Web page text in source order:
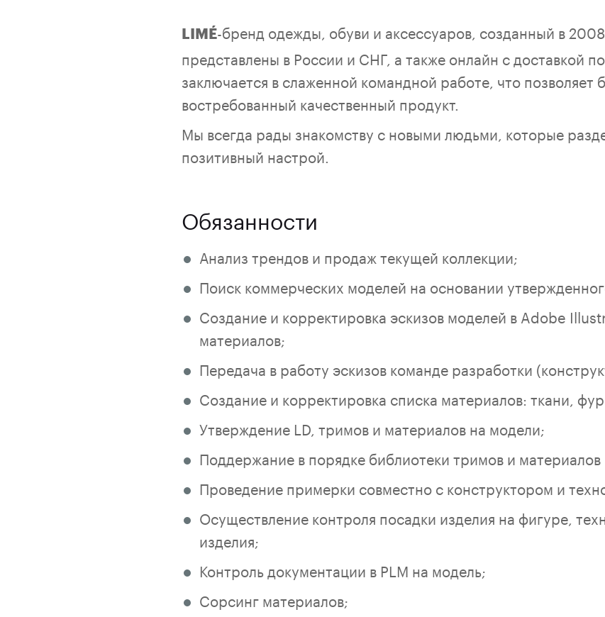
LIMÉ-бренд одежды, обуви и аксессуаров, созданный в
представлены в России и СНГ, а также онлайн с доставкой
заключается в слаженной командной работе, что позволяет
востребованный качественный продукт.
Мы всегда рады знакомству с новыми людьми, которые
позитивный настрой.
Обязанности
Анализ трендов и продаж текущей коллекции;
Поиск коммерческих моделей на основании
Создание и корректировка эскизов моделей в Adobe
материалов;
Передача в работу эскизов команде разработки
Создание и корректировка списка материалов: ткани,
Утверждение LD, тримов и материалов на модели;
Поддержание в порядке библиотеки тримов и материалов
Проведение примерки совместно с конструктором и
Осуществление контроля посадки изделия на фигуре,
изделия;
Контроль документации в PLM на модель;
Сорсинг материалов;